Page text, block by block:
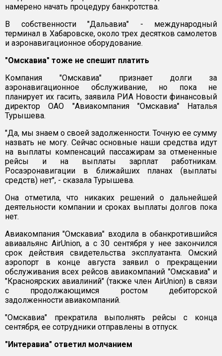
намерено начать процедуру банкротства.
В собственности "Дальавиа" - международный
терминал в Хабаровске, около трех десятков самолетов
и аэронавигационное оборудование.
"Омскавиа" тоже не спешит платить
Компания "Омскавиа" признает долги за
аэронавигационное обслуживание, но пока не
планирует их гасить, заявила РИА Новости финансовый
директор ОАО "Авиакомпания "Омскавиа" Наталья
Турышева.
"Да, мы знаем о своей задолженности. Точную ее сумму
назвать не могу. Сейчас основные наши средства идут
на выплаты компенсаций пассажирам за отмененные
рейсы и на выплаты зарплат работникам.
Росаэронавигации в ближайших планах (выплаты
средств) нет", - сказала Турышева.
Она отметила, что никаких решений о дальнейшей
деятельности компании и сроках выплаты долгов пока
нет.
Авиакомпания "Омскавиа" входила в обанкротившийся
авиаальянс AirUnion, а с 30 сентября у нее закончился
срок действия свидетельства эксплуатанта. Омский
аэропорт в конце августа заявил о прекращении
обслуживания всех рейсов авиакомпаний "Омскавиа" и
"Красноярских авиалиний" (также член AirUnion) в связи
с продолжающимся ростом дебиторской
задолженности авиакомпаний.
"Омскавиа" прекратила выполнять рейсы с конца
сентября, ее сотрудники отправлены в отпуск.
"Интеравиа" ответил молчанием